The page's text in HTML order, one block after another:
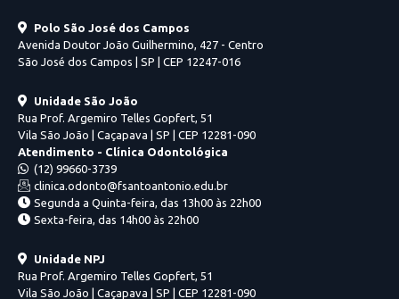
Polo São José dos Campos
Avenida Doutor João Guilhermino, 427 - Centro
São José dos Campos | SP | CEP 12247-016
Unidade São João
Rua Prof. Argemiro Telles Gopfert, 51
Vila São João | Caçapava | SP | CEP 12281-090
Atendimento - Clínica Odontológica
(12) 99660-3739
clinica.odonto@fsantoantonio.edu.br
Segunda a Quinta-feira, das 13h00 às 22h00
Sexta-feira, das 14h00 às 22h00
Unidade NPJ
Rua Prof. Argemiro Telles Gopfert, 51
Vila São João | Caçapava | SP | CEP 12281-090